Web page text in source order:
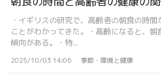
・イギリスの研究で、高齢者の朝食の時
ことがわかってきた。・高齢になると、
傾向がある。・特...
2025/10/03 14:06 季節・環境と健康